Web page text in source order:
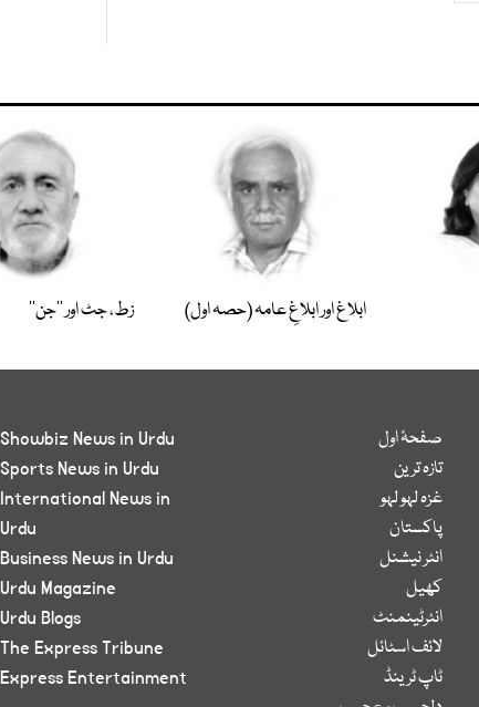
ابلاغ اور ابلاغِ عامہ (حصہ اول) زط، جٹ اور ’’جن‘‘
صفحۂ اول
تازہ ترین
غزہ لہو لہو
پاکستان
انٹر نیشنل
کھیل
انٹرٹینمنٹ
لائف اسٹائل
ٹاپ ٹرینڈ
Showbiz News in Urdu
Sports News in Urdu
International News in
Urdu
Business News in Urdu
Urdu Magazine
Urdu Blogs
The Express Tribune
Express Entertainment